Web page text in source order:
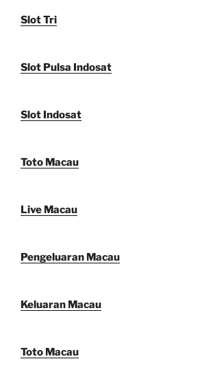
Slot Tri
Slot Pulsa Indosat
Slot Indosat
Toto Macau
Live Macau
Pengeluaran Macau
Keluaran Macau
Toto Macau